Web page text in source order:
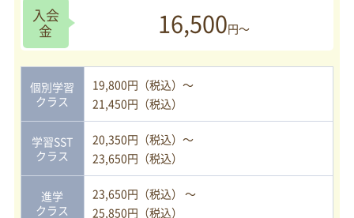
入会
金
16,500円～
個別学習
クラス
19,800円（税込）～
21,450円（税込）
学習SST
クラス
20,350円（税込）～
23,650円（税込）
進学
クラス
23,650円（税込） ～
25,850円（税込）